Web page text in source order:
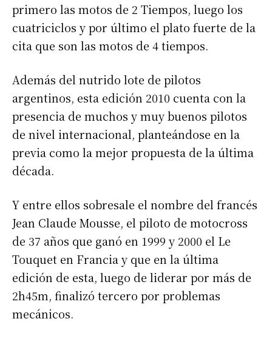
primero las motos de 2 Tiempos, luego los
cuatriciclos y por último el plato fuerte de la
cita que son las motos de 4 tiempos.
Además del nutrido lote de pilotos
argentinos, esta edición 2010 cuenta con la
presencia de muchos y muy buenos pilotos
de nivel internacional, planteándose en la
previa como la mejor propuesta de la última
década.
Y entre ellos sobresale el nombre del francés
Jean Claude Mousse, el piloto de motocross
de 37 años que ganó en 1999 y 2000 el Le
Touquet en Francia y que en la última
edición de esta, luego de liderar por más de
2h45m, finalizó tercero por problemas
mecánicos.